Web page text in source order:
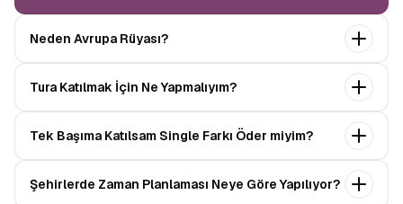
Neden Avrupa Rüyası?
birçok ülkeyi keşfedin! Ekstra tur ücreti yok, tüm geziler
fiyata dahil.Profesyonel kokartlı rehberler,konforlu
ile Avrupa’yı en keyifli
şekilde yaşayın.
Tura Katılmak İçin Ne Yapmalıyım?
seyahat sözleşmesinionaylayın.İlk taksiti
ödediğinizde kaydınız tamamlanır ve Avrupa Rüyası’yla
Tek Başıma Katılsam Single Farkı Öder miyim?
katıldığınızda1000 Euro’ya varan single farkı
Şehirlerde Zaman Planlaması Neye Göre Yapılıyor?